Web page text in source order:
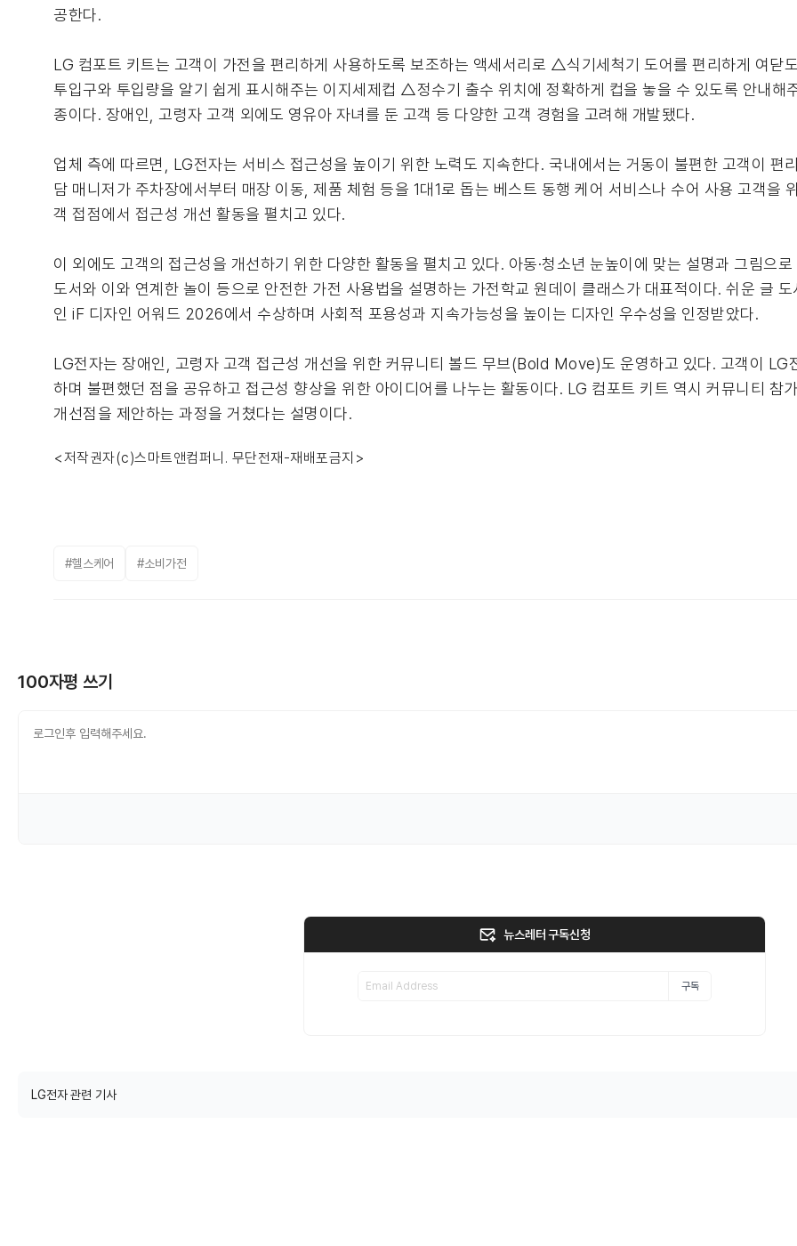
공한다.
LG 컴포트 키트는 고객이 가전을 편리하게 사용하도록 보조하는 액세서리로 △식기세척기 도어를 편리하게 여
투입구와 투입량을 알기 쉽게 표시해주는 이지세제컵 △정수기 출수 위치에 정확하게 컵을 놓을 수 있도록 안내해
종이다. 장애인, 고령자 고객 외에도 영유아 자녀를 둔 고객 등 다양한 고객 경험을 고려해 개발됐다.
업체 측에 따르면, LG전자는 서비스 접근성을 높이기 위한 노력도 지속한다. 국내에서는 거동이 불편한 고객이 편
담 매니저가 주차장에서부터 매장 이동, 제품 체험 등을 1대1로 돕는 베스트 동행 케어 서비스나 수어 사용 고객을
객 접점에서 접근성 개선 활동을 펼치고 있다.
이 외에도 고객의 접근성을 개선하기 위한 다양한 활동을 펼치고 있다. 아동·청소년 눈높이에 맞는 설명과 그림으
도서와 이와 연계한 놀이 등으로 안전한 가전 사용법을 설명하는 가전학교 원데이 클래스가 대표적이다. 쉬운 글
인 iF 디자인 어워드 2026에서 수상하며 사회적 포용성과 지속가능성을 높이는 디자인 우수성을 인정받았다.
LG전자는 장애인, 고령자 고객 접근성 개선을 위한 커뮤니티 볼드 무브(Bold Move)도 운영하고 있다. 고객이 LG
하며 불편했던 점을 공유하고 접근성 향상을 위한 아이디어를 나누는 활동이다. LG 컴포트 키트 역시 커뮤니티 참
개선점을 제안하는 과정을 거쳤다는 설명이다.
<저작권자(c)스마트앤컴퍼니. 무단전재-재배포금지>
#헬스케어 #소비가전
100자평 쓰기
뉴스레터 구독신청
구독
LG전자 관련 기사